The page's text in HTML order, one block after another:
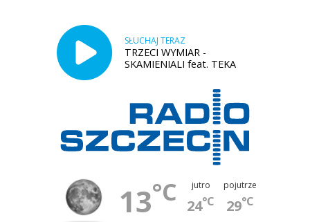
SŁUCHAJ TERAZ
TRZECI WYMIAR -
SKAMIENIALI feat. TEKA
13°C jutro
24°C
pojutrze
29°C